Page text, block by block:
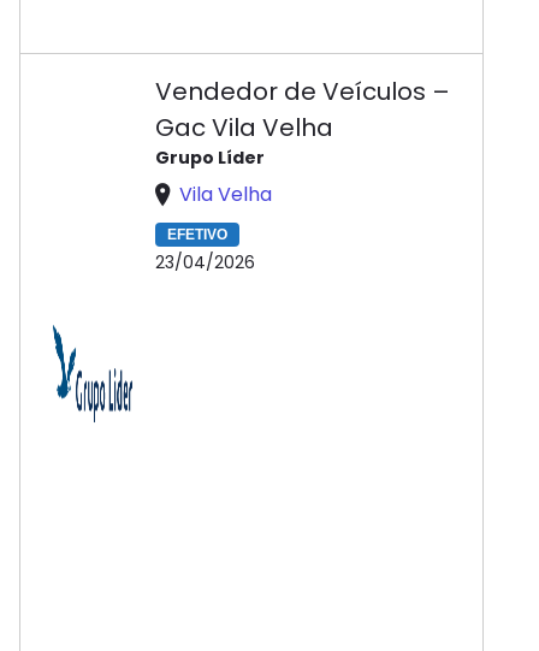
Vendedor de Veículos –
Gac Vila Velha
Grupo Líder
Vila Velha
EFETIVO
23/04/2026